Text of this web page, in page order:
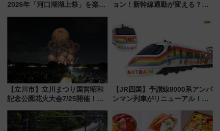
2026年「河口湖湖上祭」を楽し
ョン！新幹線通勤が変える？
【新築マンション人気ランキン
グ】
【立川市】立川まつり国営昭和
記念公園花火大会7/25開催！
混雑に要注意、その理由は
【JR四国】予讃線8000系アンパ
ンマン列車がリニューアル！内
今年12月